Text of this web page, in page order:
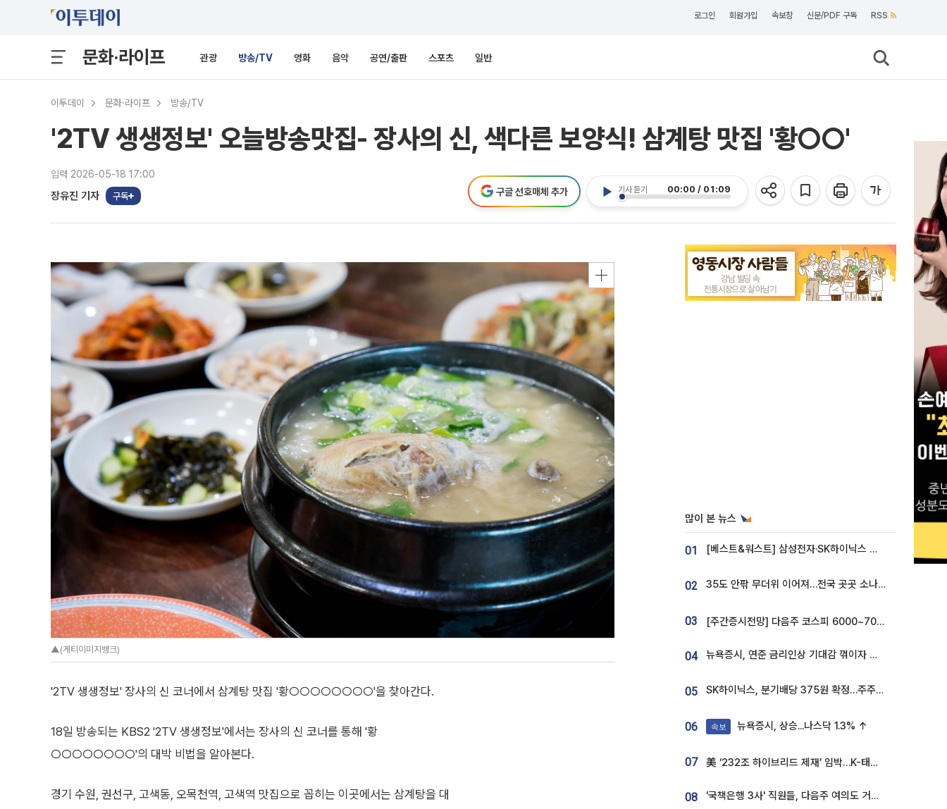
로그인 회원가입 속보창 신문/PDF 구독 RSS
문화·라이프 관광 방송/TV 영화 음악 공연/출판 스포츠 일반
이투데이 문화·라이프 방송/TV
'2TV 생생정보' 오늘방송맛집- 장사의 신, 색다른 보양식! 삼계탕 맛집 '황○○'
입력 2026-05-18 17:00
장유진 기자 구독
기사 듣기 00:00 / 01:09
구글 선호매체 추가
▲(게티이미지뱅크)
'2TV 생생정보' 장사의 신 코너에서 삼계탕 맛집 '황○○○○○○○○'을 찾아간다.
18일 방송되는 KBS2 '2TV 생생정보'에서는 장사의 신 코너를 통해 '황
○○○○○○○○'의 대박 비법을 알아본다.
경기 수원, 권선구, 고색동, 오목천역, 고색역 맛집으로 꼽히는 이곳에서는 삼계탕을 대
많이 본 뉴스
01 [베스트&워스트] 삼성전자·SK하이닉스 밀린 한 주…상상인증권은 85% 급등
02 35도 안팎 무더위 이어져…전국 곳곳 소나기 [오늘 날씨]
03 [주간증시전망] 다음주 코스피 6000~7000⋯“外人 수급은 정책이 변수”
04 뉴욕증시, 연준 금리인상 기대감 꺾이자 상승...S&P500 사상 최고치 [종합]
05 SK하이닉스, 분기배당 375원 확정…주주환원책 9월로 앞당겨 발표
06 속보 뉴욕증시, 상승...나스닥 1.3% ↑
07 美 ‘232조 하이브리드 제재’ 임박…K-태양광, 불확실성 털고 날개 다나
08 '국책은행 3사' 직원들, 다음주 여의도 거리 나서는 까닭은